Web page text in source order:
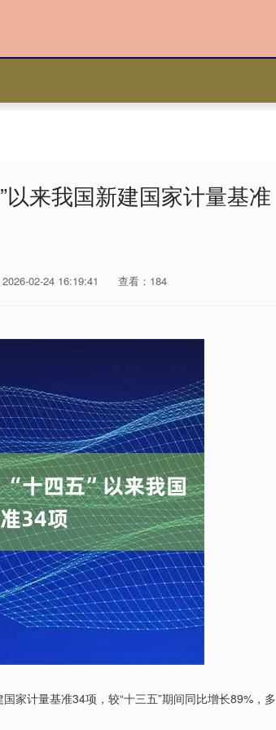
来我国新建国家计量基准
02-24 16:19:41 查看：184
家计量基准34项，较“十三五”期间同比增长89%，多
北证50 1134.24 11.37